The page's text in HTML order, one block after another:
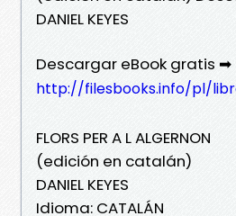
DANIEL KEYES
Descargar eBook gratis ➡
http://filesbooks.info/pl/
FLORS PER A L ALGERNON
(edición en catalán)
DANIEL KEYES
Idioma: CATALÁN